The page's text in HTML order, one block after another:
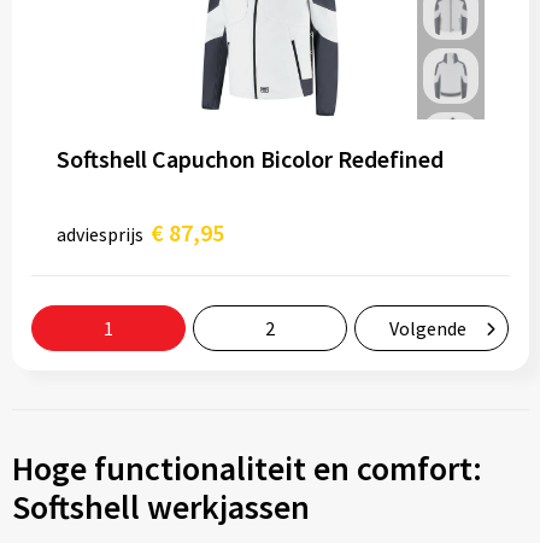
Softshell Capuchon Bicolor Redefined
adviesprijs € 87,95
1 2 Volgende
Hoge functionaliteit en comfort:
Softshell werkjassen